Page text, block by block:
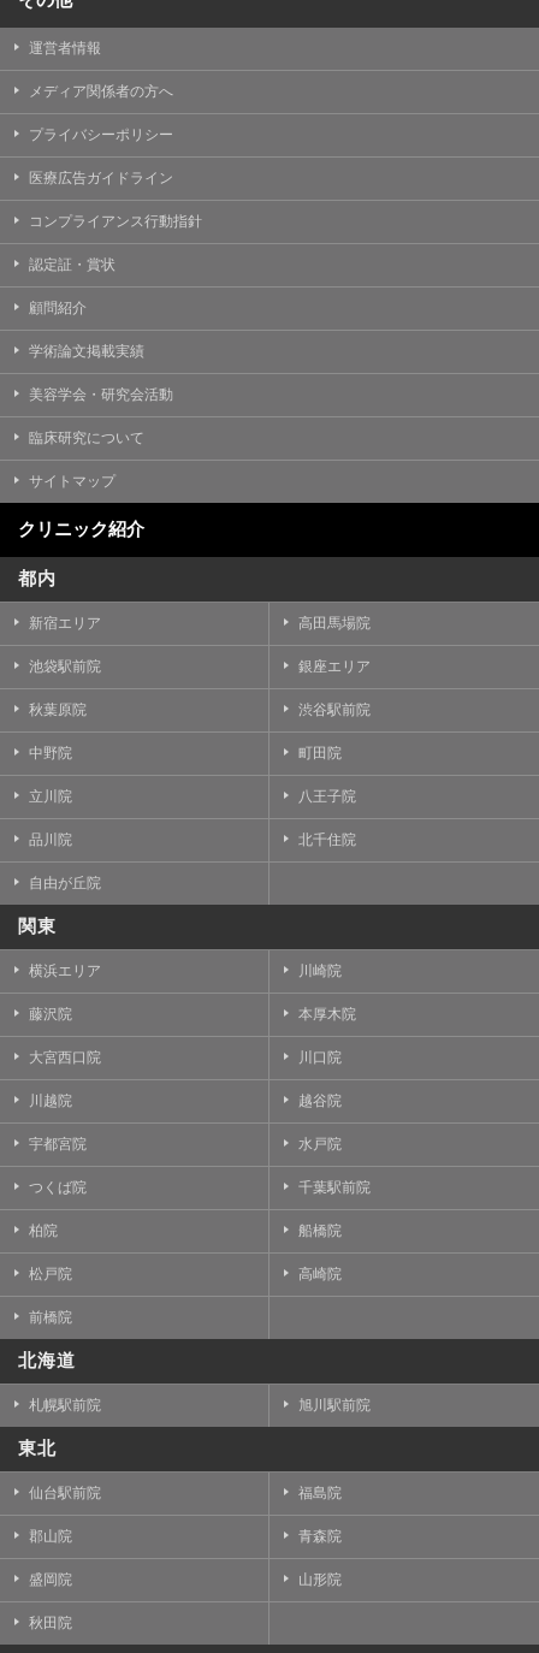
運営者情報
メディア関係者の方へ
プライバシーポリシー
医療広告ガイドライン
コンプライアンス行動指針
認定証・賞状
顧問紹介
学術論文掲載実績
美容学会・研究会活動
臨床研究について
サイトマップ
クリニック紹介
都内
新宿エリア 高田馬場院
池袋駅前院 銀座エリア
秋葉原院 渋谷駅前院
中野院 町田院
立川院 八王子院
品川院 北千住院
自由が丘院
関東
横浜エリア 川崎院
藤沢院 本厚木院
大宮西口院 川口院
川越院 越谷院
宇都宮院 水戸院
つくば院 千葉駅前院
柏院 船橋院
松戸院 高崎院
前橋院
北海道
札幌駅前院 旭川駅前院
東北
仙台駅前院 福島院
郡山院 青森院
盛岡院 山形院
秋田院